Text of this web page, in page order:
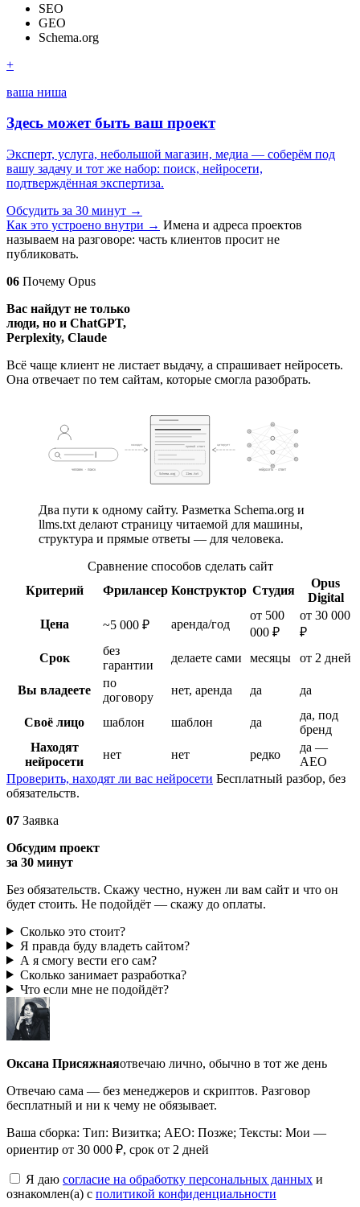
SEO
GEO
Schema.org
+
ваша ниша
Здесь может быть ваш проект
Эксперт, услуга, небольшой магазин, медиа — соберём под
вашу задачу и тот же набор: поиск, нейросети,
подтверждённая экспертиза.
Обсудить за 30 минут →
Как это устроено внутри → Имена и адреса проектов
называем на разговоре: часть клиентов просит не
публиковать.
06 Почему Opus
Вас найдут не только
люди, но и ChatGPT,
Perplexity, Claude
Всё чаще клиент не листает выдачу, а спрашивает нейросеть.
Она отвечает по тем сайтам, которые смогла разобрать.
прямой ответ
Schema.org llms.txt
человек · поиск нейросеть · ответ
находит цитирует
Два пути к одному сайту. Разметка Schema.org и
llms.txt делают страницу читаемой для машины,
структура и прямые ответы — для человека.
Сравнение способов сделать сайт
Критерий
Фрилансер Конструктор Студия
Opus
Digital
Цена
~5 000 ₽ аренда/год
от 500
000 ₽
от 30 000
₽
Срок
без
гарантии
делаете сами месяцы от 2 дней
Вы владеете
по
договору
нет, аренда да да
Своё лицо шаблон шаблон да
да, под
бренд
Находят
нейросети
нет нет редко
да —
AEO
Проверить, находят ли вас нейросети Бесплатный разбор, без
обязательств.
07 Заявка
Обсудим проект
за 30 минут
Без обязательств. Скажу честно, нужен ли вам сайт и что он
будет стоить. Не подойдёт — скажу до оплаты.
Сколько это стоит?
Я правда буду владеть сайтом?
А я смогу вести его сам?
Сколько занимает разработка?
Что если мне не подойдёт?
Оксана Присяжнаяотвечаю лично, обычно в тот же день
Отвечаю сама — без менеджеров и скриптов. Разговор
бесплатный и ни к чему не обязывает.
Ваша сборка: Тип: Визитка; AEO: Позже; Тексты: Мои —
ориентир от 30 000 ₽, срок от 2 дней
Я даю согласие на обработку персональных данных и
ознакомлен(а) с политикой конфиденциальности